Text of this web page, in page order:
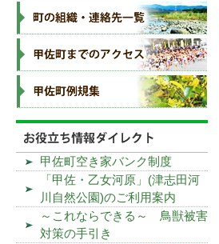
甲佐町空き家バンク制度
「甲佐・乙女河原」(津志田河
川自然公園)のご利用案内
～これならできる～ 鳥獣被害
対策の手引き